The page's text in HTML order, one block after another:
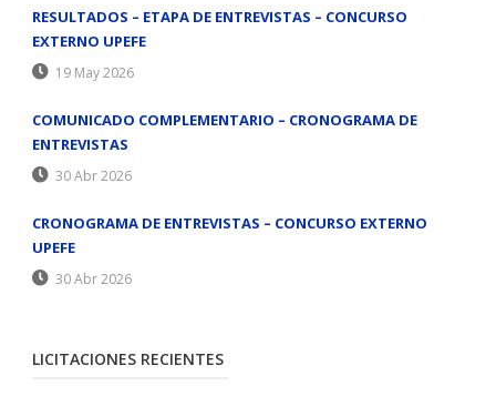
RESULTADOS – ETAPA DE ENTREVISTAS – CONCURSO
EXTERNO UPEFE
19 May 2026
COMUNICADO COMPLEMENTARIO – CRONOGRAMA DE
ENTREVISTAS
30 Abr 2026
CRONOGRAMA DE ENTREVISTAS – CONCURSO EXTERNO
UPEFE
30 Abr 2026
LICITACIONES RECIENTES